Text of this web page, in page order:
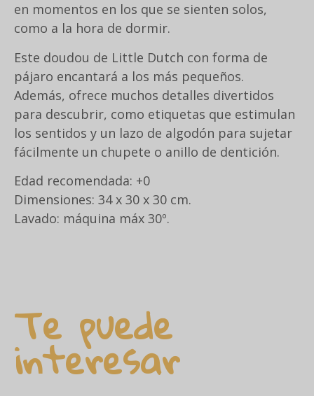
en momentos en los que se sienten solos,
como a la hora de dormir.
Este doudou de Little Dutch con forma de
pájaro encantará a los más pequeños.
Además, ofrece muchos detalles divertidos
para descubrir, como etiquetas que estimulan
los sentidos y un lazo de algodón para sujetar
fácilmente un chupete o anillo de dentición.
Edad recomendada: +0
Dimensiones: 34 x 30 x 30 cm.
Lavado: máquina máx 30º.
Te puede
interesar